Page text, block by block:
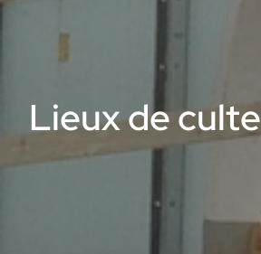
Lieux de culte